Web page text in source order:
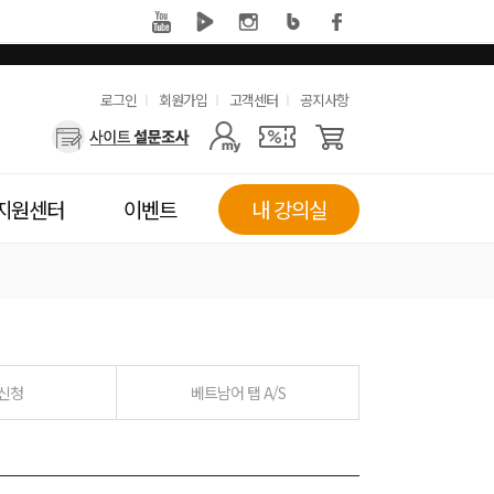
유
용
로그인 회원가입 고객센터 공지사항
사
자
메
원센터 이벤트 내 강의실
청 베트남어 탭 A/S